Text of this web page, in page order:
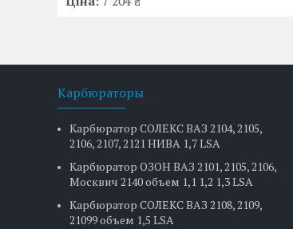
Карбюраторы
Карбюратор СОЛЕКС ВАЗ 2104, 2105,
2106, 2107, 2121 НИВА 1,7 LSA
Карбюратор ОЗОН ВАЗ 2101, 2105, 2106,
Москвич 2140 объем 1,1 1,2 1,3 LSA
Карбюратор СОЛЕКС ВАЗ 2108, 2109,
21099 объем 1,5 LSA